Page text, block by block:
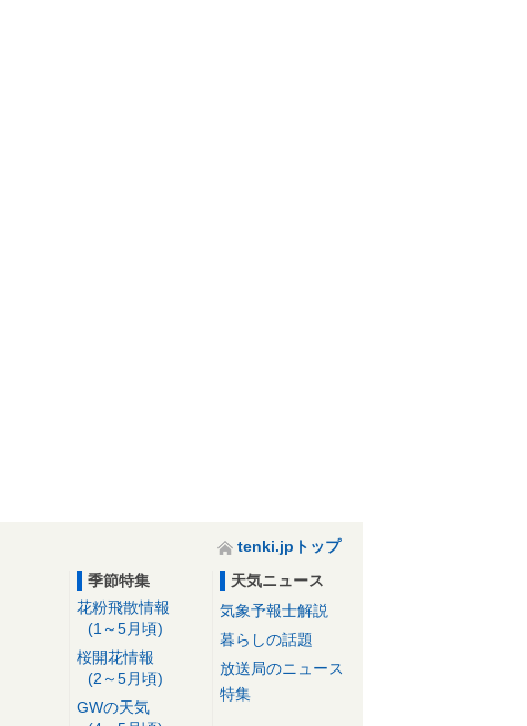
tenki.jpトップ
季節特集
花粉飛散情報
(1～5月頃)
桜開花情報
(2～5月頃)
GWの天気
天気ニュース
気象予報士解説
暮らしの話題
放送局のニュース
特集